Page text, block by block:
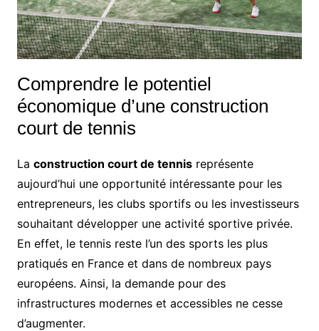
Comprendre le potentiel
économique d’une construction
court de tennis
La construction court de tennisreprésente
aujourd’hui une opportunité intéressante pour les
entrepreneurs, les clubs sportifs ou les investisseurs
souhaitant développer une activité sportive privée.
En effet, le tennis reste l’un des sports les plus
pratiqués en France et dans de nombreux pays
européens. Ainsi, la demande pour des
infrastructures modernes et accessibles ne cesse
d’augmenter.